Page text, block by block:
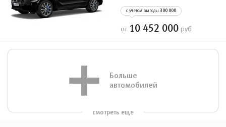
с учетом выгоды 300 000
от 10 452 000 руб
Больше
автомобилей
смотреть еще